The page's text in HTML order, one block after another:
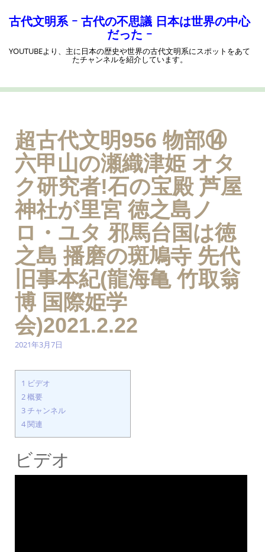
キ
古代文明系 ｰ 古代の不思議 日本は世界の中心
だった ｰ
YOUTUBEより、主に日本の歴史や世界の古代文明系にスポットをあて
たチャンネルを紹介しています。
超古代文明956 物部⑭
六甲山の瀬織津姫 オタ
ク研究者!石の宝殿 芦屋
神社が里宮 徳之島ノ
ロ・ユタ 邪馬台国は徳
之島 播磨の斑鳩寺 先代
旧事本紀(龍海亀 竹取翁
博 国際姫学
会)2021.2.22
2021年3月7日
1 ビデオ
2概要
3チャンネル
4関連
ビデオ